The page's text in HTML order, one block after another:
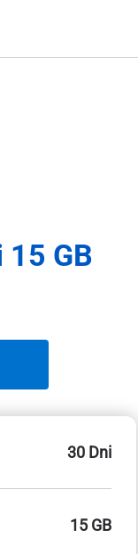
15 GB
30 Dni
15 GB